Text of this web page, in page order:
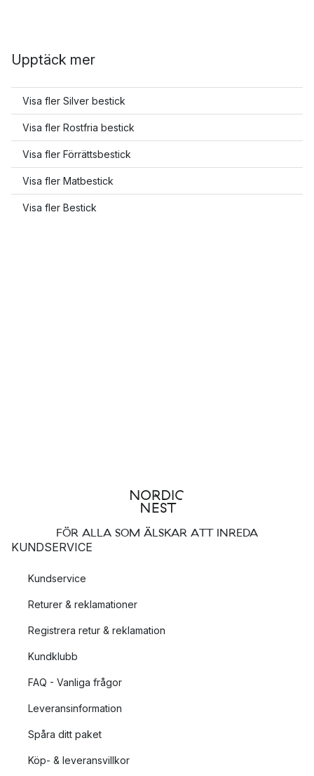
Upptäck mer
Visa fler Silver bestick
Visa fler Rostfria bestick
Visa fler Förrättsbestick
Visa fler Matbestick
Visa fler Bestick
FÖR ALLA SOM ÄLSKAR ATT INREDA
KUNDSERVICE
Kundservice
Returer & reklamationer
Registrera retur & reklamation
Kundklubb
FAQ - Vanliga frågor
Leveransinformation
Spåra ditt paket
Köp- & leveransvillkor